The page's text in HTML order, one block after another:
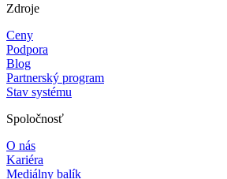
Zdroje
Ceny
Podpora
Blog
Partnerský program
Stav systému
Spoločnosť
O nás
Kariéra
Mediálny balík